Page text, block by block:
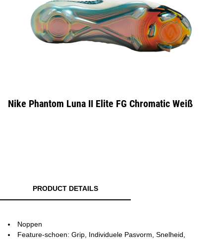
Nike Phantom Luna II Elite FG Chromatic Weiß
PRODUCT DETAILS
Noppen
Feature-schoen: Grip, Individuele Pasvorm, Snelheid,